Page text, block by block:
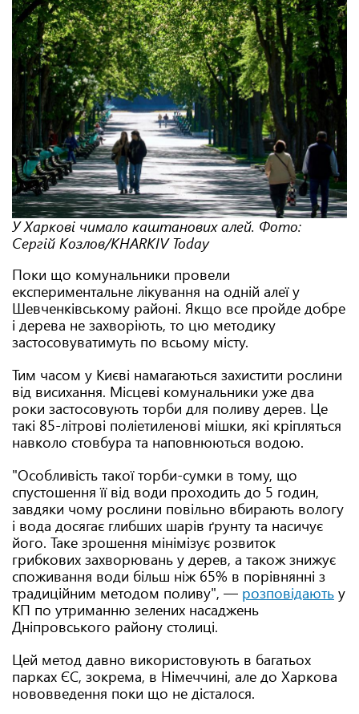
У Харкові чимало каштанових алей. Фото:
Сергій Козлов/KHARKIV Today
Поки що комунальники провели
експериментальне лікування на одній алеї у
Шевченківському районі. Якщо все пройде добре
і дерева не захворіють, то цю методику
застосовуватимуть по всьому місту.
Тим часом у Києві намагаються захистити рослини
від висихання. Місцеві комунальники уже два
роки застосовують торби для поливу дерев. Це
такі 85-літрові поліетиленові мішки, які кріпляться
навколо стовбура та наповнюються водою.
"Особливість такої торби-сумки в тому, що
спустошення її від води проходить до 5 годин,
завдяки чому рослини повільно вбирають вологу
і вода досягає глибших шарів ґрунту та насичує
його. Таке зрошення мінімізує розвиток
грибкових захворювань у дерев, а також знижує
споживання води більш ніж 65% в порівнянні з
традиційним методом поливу", — розповідають у
КП по утриманню зелених насаджень
Дніпровського району столиці.
Цей метод давно використовують в багатьох
парках ЄС, зокрема, в Німеччині, але до Харкова
нововведення поки що не дісталося.